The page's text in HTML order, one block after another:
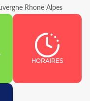
Rhone Alpes
HORAIRES